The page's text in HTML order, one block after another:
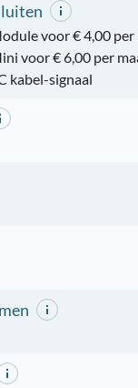
voor € 4,00 per
voor € 6,00 per
kabel-signaal